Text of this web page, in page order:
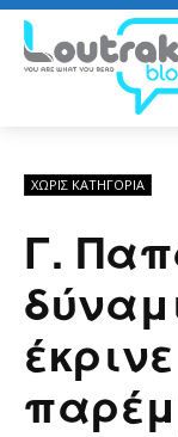
ΧΩΡΊΣ ΚΑΤΗΓΟΡΊΑ
Γ.